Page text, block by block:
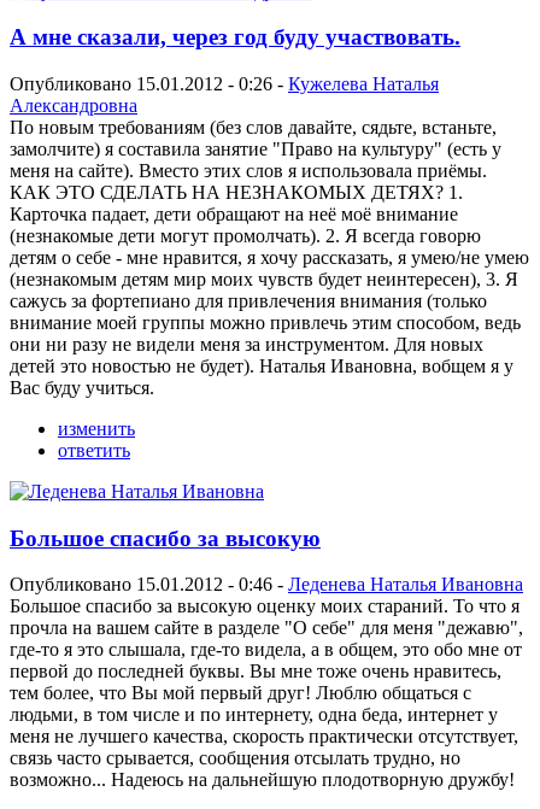
А мне сказали, через год буду участвовать.
Опубликовано 15.01.2012 - 0:26 - Кужелева Наталья
Александровна
По новым требованиям (без слов давайте, сядьте, встаньте,
замолчите) я составила занятие "Право на культуру" (есть у
меня на сайте). Вместо этих слов я использовала приёмы.
КАК ЭТО СДЕЛАТЬ НА НЕЗНАКОМЫХ ДЕТЯХ? 1.
Карточка падает, дети обращают на неё моё внимание
(незнакомые дети могут промолчать). 2. Я всегда говорю
детям о себе - мне нравится, я хочу рассказать, я умею/не умею
(незнакомым детям мир моих чувств будет неинтересен), 3. Я
сажусь за фортепиано для привлечения внимания (только
внимание моей группы можно привлечь этим способом, ведь
они ни разу не видели меня за инструментом. Для новых
детей это новостью не будет). Наталья Ивановна, вобщем я у
Вас буду учиться.
изменить
ответить
Большое спасибо за высокую
Опубликовано 15.01.2012 - 0:46 - Леденева Наталья Ивановна
Большое спасибо за высокую оценку моих стараний. То что я
прочла на вашем сайте в разделе "О себе" для меня "дежавю",
где-то я это слышала, где-то видела, а в общем, это обо мне от
первой до последней буквы. Вы мне тоже очень нравитесь,
тем более, что Вы мой первый друг! Люблю общаться с
людьми, в том числе и по интернету, одна беда, интернет у
меня не лучшего качества, скорость практически отсутствует,
связь часто срывается, сообщения отсылать трудно, но
возможно... Надеюсь на дальнейшую плодотворную дружбу!